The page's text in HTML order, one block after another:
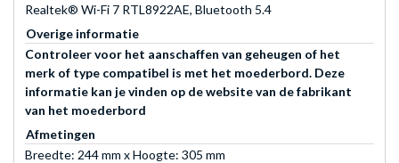
Realtek® Wi-Fi 7 RTL8922AE, Bluetooth 5.4
Overige informatie
Controleer voor het aanschaffen van geheugen of het
merk of type compatibel is met het moederbord. Deze
informatie kan je vinden op de website van de fabrikant
van het moederbord
Afmetingen
Breedte: 244 mm x Hoogte: 305 mm